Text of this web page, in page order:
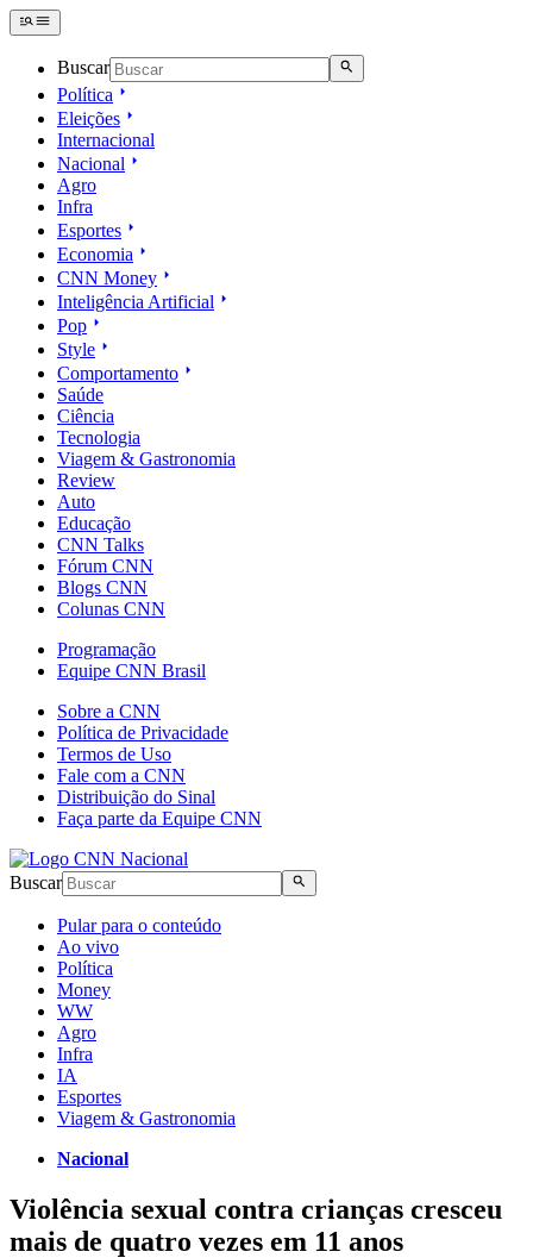
Buscar
Política
Eleições
Internacional
Nacional
Agro
Infra
Esportes
Economia
CNN Money
Inteligência Artificial
Pop
Style
Comportamento
Saúde
Ciência
Tecnologia
Viagem & Gastronomia
Review
Auto
Educação
CNN Talks
Fórum CNN
Blogs CNN
Colunas CNN
Programação
Equipe CNN Brasil
Sobre a CNN
Política de Privacidade
Termos de Uso
Fale com a CNN
Distribuição do Sinal
Faça parte da Equipe CNN
Buscar
Pular para o conteúdo
Ao vivo
Política
Money
WW
Agro
Infra
IA
Esportes
Viagem & Gastronomia
Nacional
Violência sexual contra crianças cresceu
mais de quatro vezes em 11 anos